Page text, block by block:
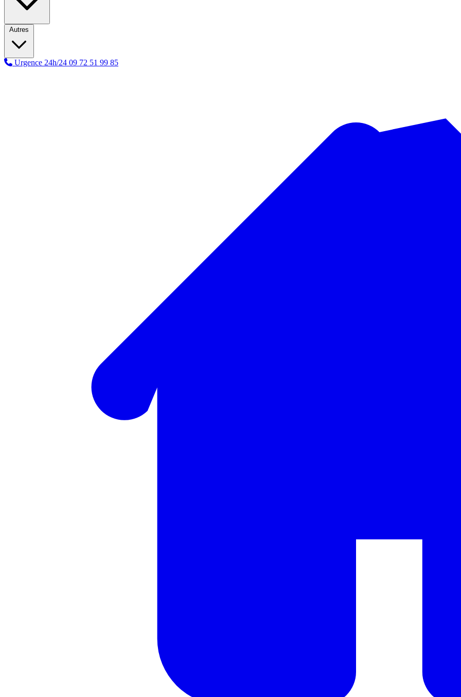
Autres
Urgence 24h/24 09 72 51 99 85